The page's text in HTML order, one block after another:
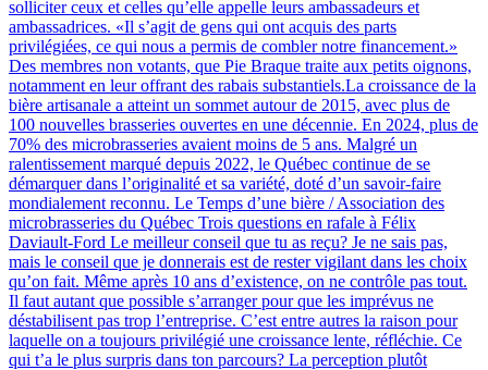
solliciter ceux et celles qu’elle appelle leurs ambassadeurs et
ambassadrices. «Il s’agit de gens qui ont acquis des parts
privilégiées, ce qui nous a permis de combler notre financement.»
Des membres non votants, que Pie Braque traite aux petits oignons,
notamment en leur offrant des rabais substantiels.La croissance de la
bière artisanale a atteint un sommet autour de 2015, avec plus de
100 nouvelles brasseries ouvertes en une décennie. En 2024, plus de
70% des microbrasseries avaient moins de 5 ans. Malgré un
ralentissement marqué depuis 2022, le Québec continue de se
démarquer dans l’originalité et sa variété, doté d’un savoir-faire
mondialement reconnu. Le Temps d’une bière / Association des
microbrasseries du Québec Trois questions en rafale à Félix
Daviault-Ford Le meilleur conseil que tu as reçu? Je ne sais pas,
mais le conseil que je donnerais est de rester vigilant dans les choix
qu’on fait. Même après 10 ans d’existence, on ne contrôle pas tout.
Il faut autant que possible s’arranger pour que les imprévus ne
déstabilisent pas trop l’entreprise. C’est entre autres la raison pour
laquelle on a toujours privilégié une croissance lente, réfléchie. Ce
qui t’a le plus surpris dans ton parcours? La perception plutôt